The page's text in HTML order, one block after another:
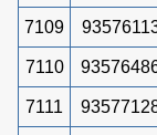
7109
7110
7111